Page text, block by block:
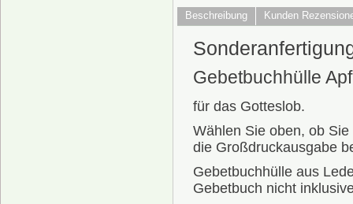
Beschreibung Kunden
Gebetbuchhülle
für das Gotteslob.
Wählen Sie oben, ob
die Großdruckausgabe
Gebetbuchhülle aus
Gebetbuch nicht